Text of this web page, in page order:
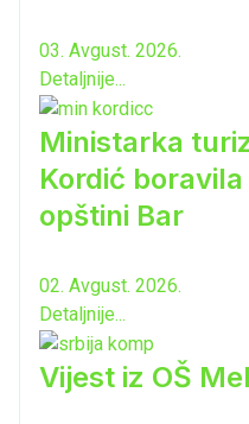
03. Avgust. 2026.
Detaljnije...
Ministarka
Kordić
opštini Bar
02. Avgust. 2026.
Detaljnije...
Vijest iz OŠ